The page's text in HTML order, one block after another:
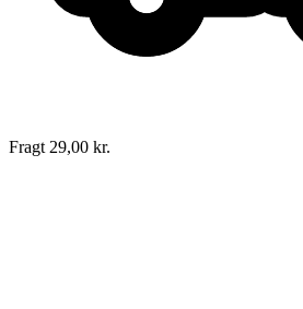
1. januar 1970
Fragt 29,00 kr.